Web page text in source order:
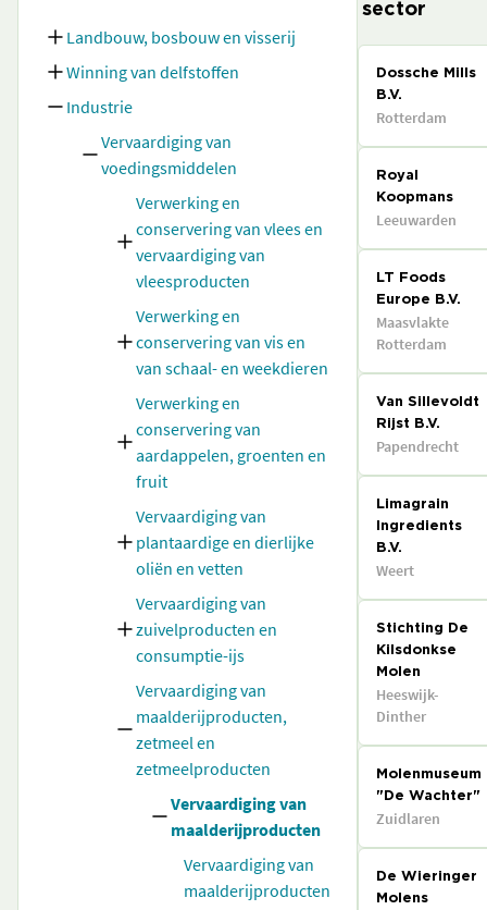
Landbouw, bosbouw en visserij
Winning van delfstoffen
Industrie
Vervaardiging van
voedingsmiddelen
Verwerking en
conservering van vlees en
vervaardiging van
vleesproducten
Verwerking en
conservering van vis en
van schaal- en weekdieren
Verwerking en
conservering van
aardappelen, groenten en
fruit
Vervaardiging van
plantaardige en dierlijke
oliën en vetten
Vervaardiging van
zuivelproducten en
consumptie-ijs
Vervaardiging van
maalderijproducten,
zetmeel en
zetmeelproducten
Vervaardiging van
maalderijproducten
Vervaardiging van
maalderijproducten
sector
Dossche Mills
B.V.
Rotterdam
Royal
Koopmans
Leeuwarden
LT Foods
Europe B.V.
Maasvlakte
Rotterdam
Van Sillevoldt
Rijst B.V.
Papendrecht
Limagrain
Ingredients
B.V.
Weert
Stichting De
Kilsdonkse
Molen
Heeswijk-
Dinther
Molenmuseum
"De Wachter"
Zuidlaren
De Wieringer
Molens